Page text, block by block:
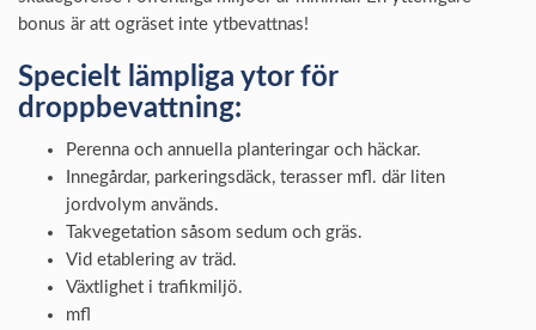
bonus är att ogräset inte ytbevattnas!
Specielt lämpliga ytor för
droppbevattning:
Perenna och annuella planteringar och häckar.
Innegårdar, parkeringsdäck, terasser mfl. där liten
jordvolym används.
Takvegetation såsom sedum och gräs.
Vid etablering av träd.
Växtlighet i trafikmiljö.
mfl